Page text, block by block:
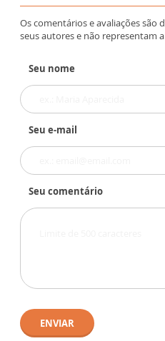
Os comentários e avaliações são
seus autores e não representam
Seu nome
Seu e-mail
Seu comentário
ENVIAR